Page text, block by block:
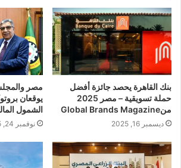
بنك القاهرة يحصد جائزة أفضل
حملة تسويقية – مصر 2025
منGlobal Brands Magazine
ديسمبر 16, 2025
مصر
يوقعان
الشمول
نوفمبر 24, 2025